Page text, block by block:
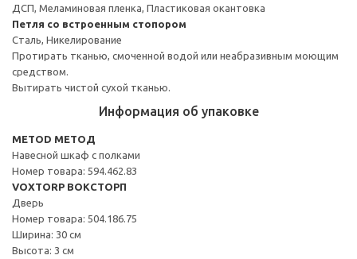
ДСП, Меламиновая пленка, Пластиковая окантовка
Петля со встроенным стопором
Сталь, Никелирование
Протирать тканью, смоченной водой или неабразивным моющим
средством.
Вытирать чистой сухой тканью.
Информация об упаковке
METOD МЕТОД
Навесной шкаф с полками
Номер товара: 594.462.83
VOXTORP ВОКСТОРП
Дверь
Номер товара: 504.186.75
Ширина: 30 см
Высота: 3 см